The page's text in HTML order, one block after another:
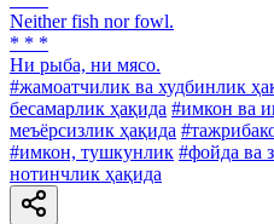
Neither fish nor fowl.
* * *
Ни рыба, ни мясо.
#жамоатчилик ва худбинлик
бесамарлик ҳақида #имкон ва
меъёрсизлик ҳақида
#имкон, тушкунлик #фойда ва
нотинчлик ҳақида